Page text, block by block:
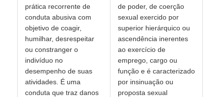
prática recorrente de
conduta abusiva com
objetivo de coagir,
humilhar, desrespeitar
ou constranger o
indivíduo no
desempenho de suas
atividades. É uma
conduta que traz danos
de poder, de coerção
sexual exercido por
superior hierárquico ou
ascendência inerentes
ao exercício de
emprego, cargo ou
função e é caracterizado
por insinuação ou
proposta sexual